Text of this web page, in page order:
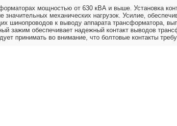
мощностью от 630 кВА и выше. Установка
механических нагрузок. Усилие,
шинопроводов к выводу аппарата трансформатора,
зажим обеспечивает надежный контакт выводов
принимать во внимание, что болтовые контакты